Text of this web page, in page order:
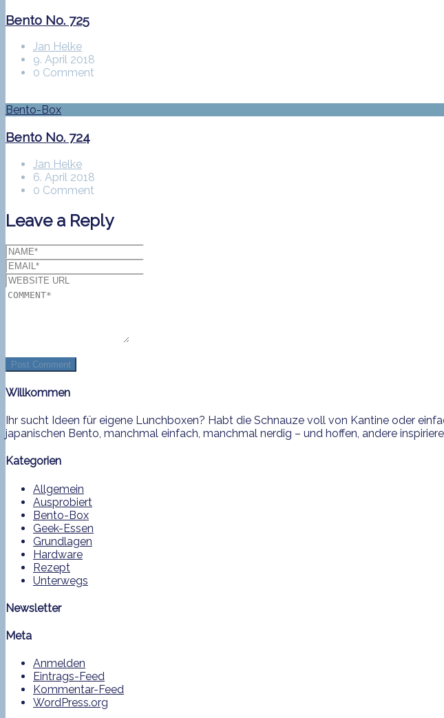
Bento No. 725
Jan Helke
9. April 2018
0 Comment
Bento-Box
Bento No. 724
Jan Helke
6. April 2018
0 Comment
Leave a Reply
Willkommen
Ihr sucht Ideen für eigene Lunchboxen? Habt die Schnauze voll von Kantine oder
japanischen Bento, manchmal einfach, manchmal nerdig – und hoffen, andere
Kategorien
Allgemein
Ausprobiert
Bento-Box
Geek-Essen
Grundlagen
Hardware
Rezept
Unterwegs
Newsletter
Meta
Anmelden
Eintrags-Feed
Kommentar-Feed
WordPress.org